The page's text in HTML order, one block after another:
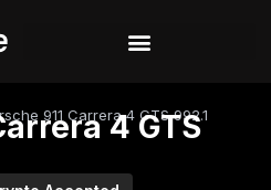
911 Carrera 4 GTS 992.1
4 GTS